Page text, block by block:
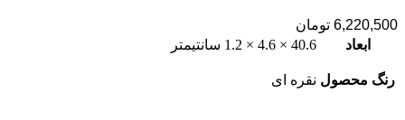
6,220,500 تومان
ابعاد
40.6 × 4.6 × 1.2 سانتیمتر
رنگ محصول نقره ای